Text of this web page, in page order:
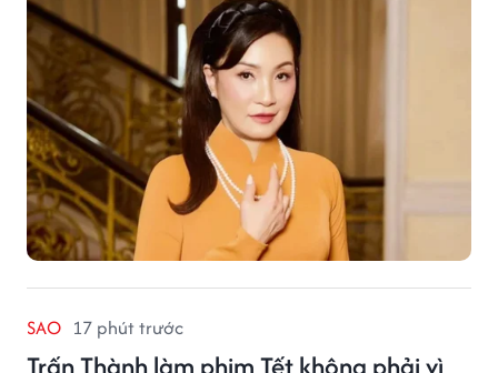
SAO 17 phút trước